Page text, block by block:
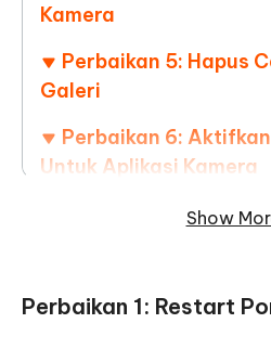
Kamera
Perbaikan 5: Hapus
Galeri
Perbaikan 6:
Untuk Aplikasi Kamera
Perbaikan 7: Pasang
Show
Perbaikan 1: Restart